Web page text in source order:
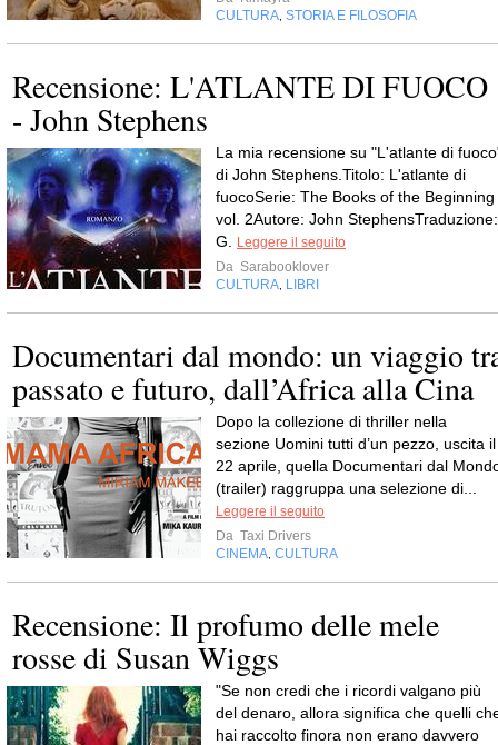
CULTURA STORIA E FILOSOFIA
Recensione: L'ATLANTE DI FUOCO
- John Stephens
La mia recensione su "L'atlante di
di John Stephens.Titolo: L'atlante di
fuocoSerie: The Books of the Beginning
vol. 2Autore: John StephensTraduzione:
G.
Leggere il seguito
Da Sarabooklover
CULTURA LIBRI
Documentari dal mondo: un viaggio
passato e futuro, dall’Africa alla Cina
Dopo la collezione di thriller nella
sezione Uomini tutti d’un pezzo, uscita il
22 aprile, quella Documentari dal
(trailer) raggruppa una selezione di...
Leggere il seguito
Da Taxi Drivers
CINEMA CULTURA
Recensione: Il profumo delle mele
rosse di Susan Wiggs
"Se non credi che i ricordi valgano più
del denaro, allora significa che quelli
hai raccolto finora non erano davvero